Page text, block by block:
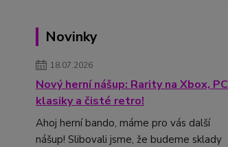
Novinky
18.07.2026
Nový herní nášup: Rarity na Xbox, PC
klasiky a čisté retro!
Ahoj herní bando, máme pro vás další
nášup! Slibovali jsme, že budeme sklady